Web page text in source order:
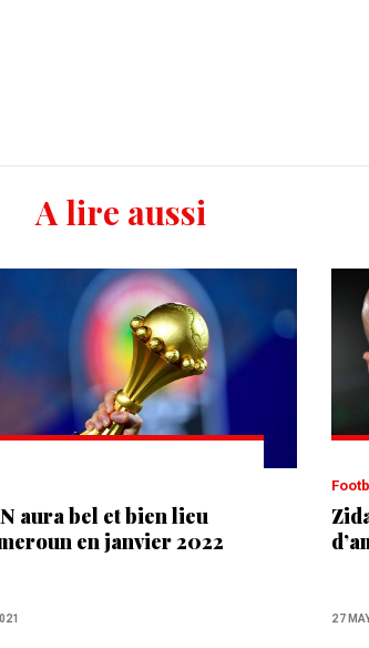
A lire aussi
aura bel et bien lieu
en janvier 2022
27